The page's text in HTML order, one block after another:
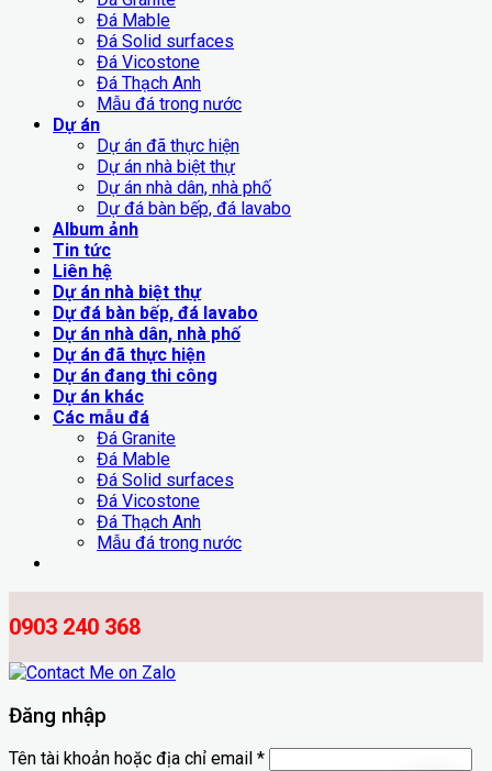
Đá Mable
Đá Solid surfaces
Đá Vicostone
Đá Thạch Anh
Mẫu đá trong nước
Dự án
Dự án đã thực hiện
Dự án nhà biệt thự
Dự án nhà dân, nhà phố
Dự đá bàn bếp, đá lavabo
Album ảnh
Tin tức
Liên hệ
Dự án nhà biệt thự
Dự đá bàn bếp, đá lavabo
Dự án nhà dân, nhà phố
Dự án đã thực hiện
Dự án đang thi công
Dự án khác
Các mẫu đá
Đá Granite
Đá Mable
Đá Solid surfaces
Đá Vicostone
Đá Thạch Anh
Mẫu đá trong nước
0903 240 368
Đăng nhập
Tên tài khoản hoặc địa chỉ email *